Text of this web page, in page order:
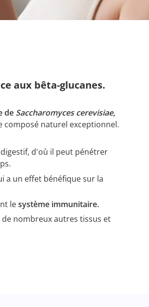
aux bêta-glucanes.
de Saccharomyces cerevisiae,
composé naturel exceptionnel.
d'où il peut pénétrer
a un effet bénéfique sur la
lesystème immunitaire.
de nombreux autres tissus et